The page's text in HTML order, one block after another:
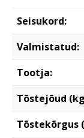
Seisukord:
Valmistatud:
Tootja:
Tõstejõud
Tõstekõrgus